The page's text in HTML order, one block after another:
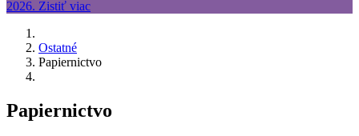
Ostatné
Papiernictvo
Papiernictvo